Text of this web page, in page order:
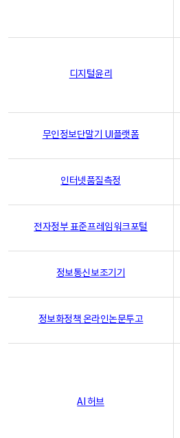
디지털윤리
무인정보단말기 UI플랫폼
인터넷품질측정
전자정부 표준프레임워크포털
정보통신보조기기
정보화정책 온라인논문투고
AI 허브